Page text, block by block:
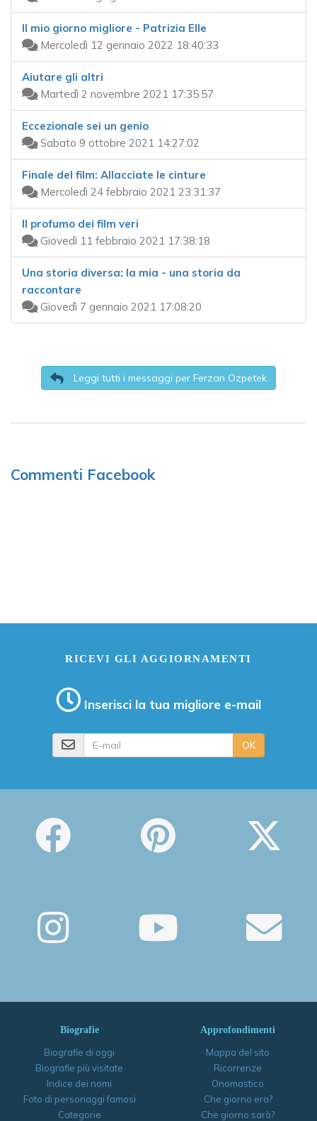
Il mio giorno migliore - Patrizia Elle
Mercoledì 12 gennaio 2022 18:40:33
Aiutare gli altri
Martedì 2 novembre 2021 17:35:57
Eccezionale sei un genio
Sabato 9 ottobre 2021 14:27:02
Finale del film: Allacciate le cinture
Mercoledì 24 febbraio 2021 23:31:37
Il profumo dei film veri
Giovedì 11 febbraio 2021 17:38:18
Una storia diversa: la mia - una storia da
raccontare
Giovedì 7 gennaio 2021 17:08:20
Leggi tutti i messaggi per Ferzan Ozpetek
Commenti Facebook
RICEVI GLI AGGIORNAMENTI
Inserisci la tua migliore e-mail
OK
Biografie
Biografie di oggi
Biografie più visitate
Indice dei nomi
Foto di personaggi famosi
Categorie
Approfondimenti
Mappa del sito
Ricorrenze
Onomastico
Che giorno era?
Che giorno sarà?